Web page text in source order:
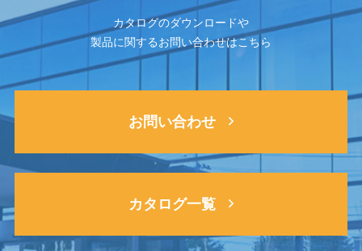
カタログのダウンロードや
製品に関するお問い合わせはこちら
お問い合わせ
カタログ一覧